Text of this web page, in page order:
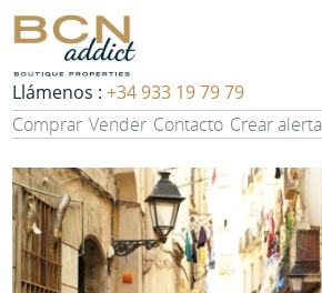
Llámenos :+34 933 19 79 79
Comprar Vender Contacto Crear alerta